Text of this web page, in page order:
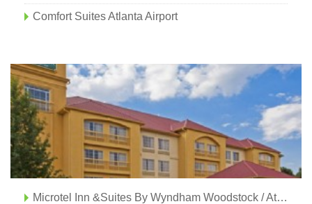
Comfort Suites Atlanta Airport
Microtel Inn &Suites By Wyndham Woodstock / Atlanta Norte